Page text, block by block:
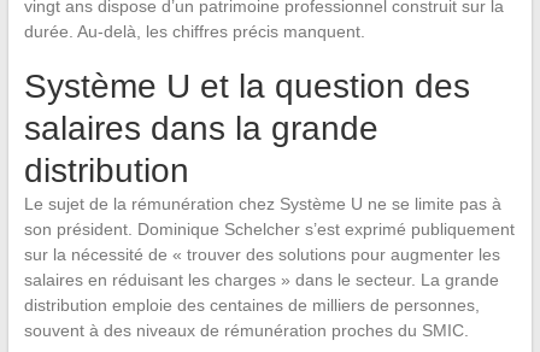
vingt ans dispose d’un patrimoine professionnel construit sur la
durée. Au-delà, les chiffres précis manquent.
Système U et la question des
salaires dans la grande
distribution
Le sujet de la rémunération chez Système U ne se limite pas à
son président. Dominique Schelcher s’est exprimé publiquement
sur la nécessité de « trouver des solutions pour augmenter les
salaires en réduisant les charges » dans le secteur. La grande
distribution emploie des centaines de milliers de personnes,
souvent à des niveaux de rémunération proches du SMIC.